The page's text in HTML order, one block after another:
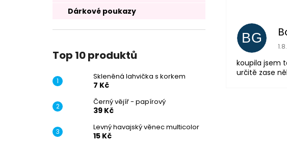
Dárkové poukazy
Top 10 produktů
Skleněná lahvička s korkem
7 Kč
Černý vějíř - papírový
39 Kč
Levný havajský věnec multicolor
15 Kč
BG
koupila jsem
určitě zase